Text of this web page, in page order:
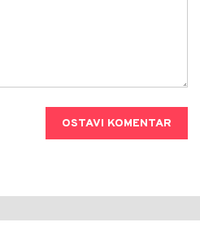
OSTAVI KOMENTAR